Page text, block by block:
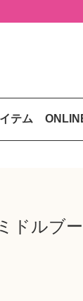
テム
ドルブ